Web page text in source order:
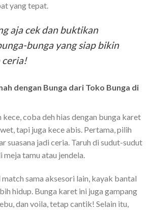
yang tepat.
aja cek dan buktikan
bunga yang siap bikin
ceria!
dengan Bunga dari Toko Bunga di
coba deh hias dengan bunga karet
tapi juga kece abis. Pertama, pilih
suasana jadi ceria. Taruh di sudut-sudut
meja tamu atau jendela.
match sama aksesori lain, kayak bantal
hidup. Bunga karet ini juga gampang
dan voila, tetap cantik! Selain itu,